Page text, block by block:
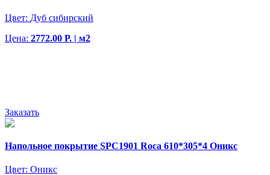
Цвет: Дуб сибирский
Цена: 2772.00 Р. | м2
Заказать
Напольное покрытие SPC1901 Roca 610*305*4 Оникс
Цвет: Оникс